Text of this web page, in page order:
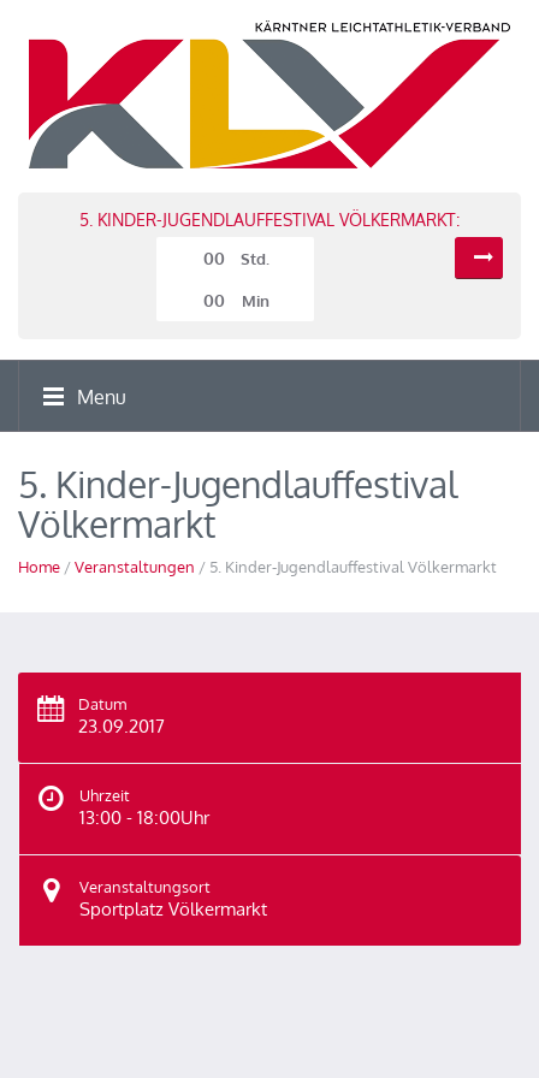
5. KINDER-JUGENDLAUFFESTIVAL VÖLKERMARKT:
00
Std.
00 Min
Menu
5. Kinder-Jugendlauffestival
Völkermarkt
Home /Veranstaltungen / 5. Kinder-Jugendlauffestival Völkermarkt
Datum
23.09.2017
Uhrzeit
13:00 - 18:00Uhr
Veranstaltungsort
Sportplatz Völkermarkt